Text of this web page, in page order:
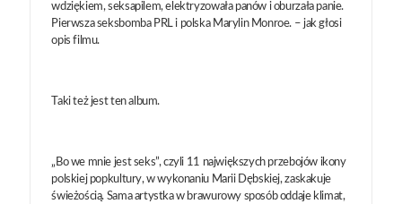
wdziękiem, seksapilem, elektryzowała panów i oburzała panie.
Pierwsza seksbomba PRL i polska Marylin Monroe. – jak głosi
opis filmu.
Taki też jest ten album.
„Bo we mnie jest seks”, czyli 11 największych przebojów ikony
polskiej popkultury, w wykonaniu Marii Dębskiej, zaskakuje
świeżością. Sama artystka w brawurowy sposób oddaje klimat,